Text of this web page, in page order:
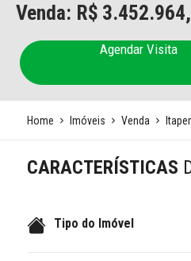
Venda: R$
Agendar Visita
Home Imóveis Venda
CARACTERÍSTICAS
Tipo do Imóvel